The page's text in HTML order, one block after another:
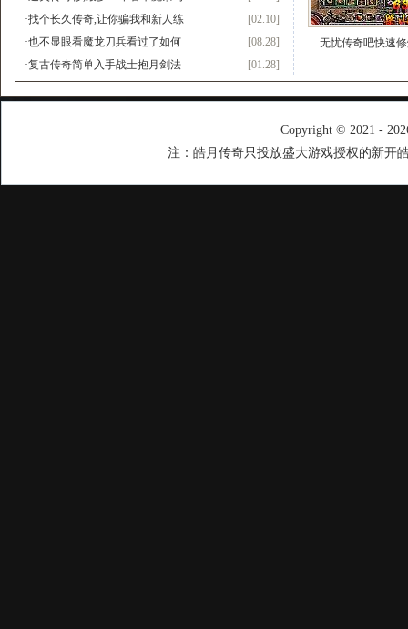
[02.10]
·找个长久传奇,让你骗我和新人练
[08.28]
·也不显眼看魔龙刀兵看过了如何
[01.28]
·复古传奇简单入手战士抱月剑法
无忧传奇吧快速
Copyright © 2021 -
注：皓月传奇只投放盛大游戏授权的新开